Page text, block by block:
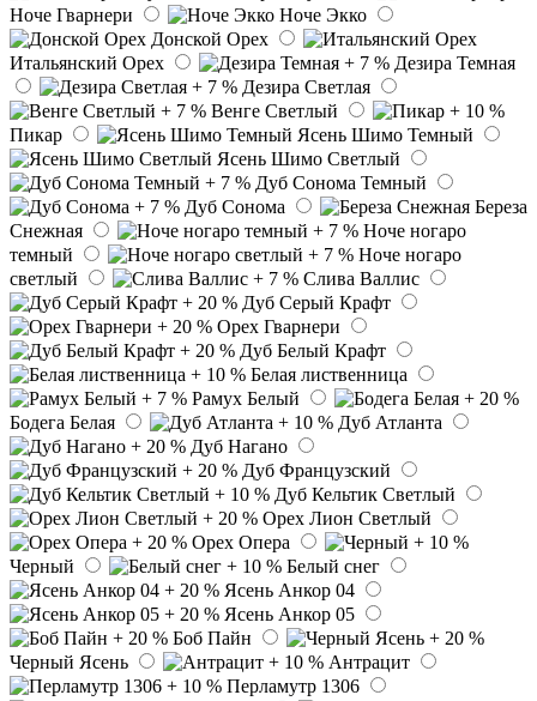
Ноче Гварнери
Ноче Экко
Донской Орех
Итальянский Орех
Дезира Темная
Дезира Светлая
Венге Светлый
Пикар
Ясень Шимо Темный
Ясень Шимо Светлый
Дуб Сонома Темный
Дуб Сонома
Береза
Снежная
Ноче ногаро
темный
Ноче ногаро
светлый
Слива Валлис
Дуб Серый Крафт
Орех Гварнери
Дуб Белый Крафт
Белая лиственница
Рамух Белый
Бодега Белая
Дуб Атланта
Дуб Нагано
Дуб Французский
Дуб Кельтик Светлый
Орех Лион Светлый
Орех Опера
Черный
Белый снег
Ясень Анкор 04
Ясень Анкор 05
Боб Пайн
Черный Ясень
Антрацит
Перламутр 1306